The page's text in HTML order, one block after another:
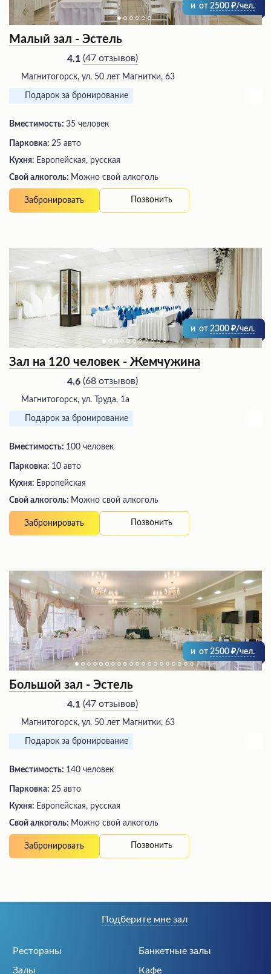
и от 2500 /чел.
Малый зал - Эстель
4.1 (47 отзывов)
Магнитогорск, ул. 50 лет Магнитки, 63
Подарок за бронирование
Вместимость: 35 человек
Парковка: 25 авто
Кухня: Европейская, русская
Свой алкоголь: Можно свой алкоголь
Забронировать Позвонить
и от 2300 /чел.
Зал на 120 человек - Жемчужина
4.6 (68 отзывов)
Магнитогорск, ул. Труда, 1а
Подарок за бронирование
Вместимость: 100 человек
Парковка: 10 авто
Кухня: Европейская
Свой алкоголь: Можно свой алкоголь
Забронировать Позвонить
и от 2500 /чел.
Большой зал - Эстель
4.1 (47 отзывов)
Магнитогорск, ул. 50 лет Магнитки, 63
Подарок за бронирование
Вместимость: 140 человек
Парковка: 25 авто
Кухня: Европейская, русская
Свой алкоголь: Можно свой алкоголь
Забронировать Позвонить
Рестораны
Банкетные залы
Залы
Кафе
Подберите мне зал